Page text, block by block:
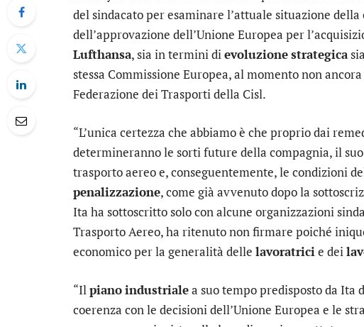
del sindacato per esaminare l’attuale situazione
dell’approvazione dell’Unione Europea per
Lufthansa, sia in termini dievoluzionestrategica
stessa Commissione Europea, al momento non
Federazione dei Trasporti della Cisl.
“L’unica certezza che abbiamo è che proprio dai
determineranno le sorti future della compagnia, il
trasporto aereo e, conseguentemente, le condizioni
penalizzazione, come già avvenuto dopo la
Ita ha sottoscritto solo con alcune organizzazioni
Trasporto Aereo, ha ritenuto non firmare poiché
economico per la generalità delle lavoratricie dei
“Ilpianoindustrialea suo tempo predisposto da
coerenza con le decisioni dell’Unione Europea e le